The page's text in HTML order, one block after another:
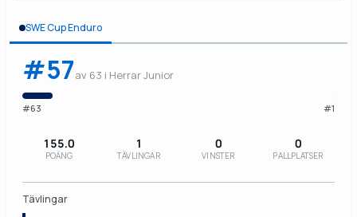
SWE Cup Enduro
#57av 63 i Herrar Junior
#63 #1
155.0
POÄNG
1
TÄVLINGAR
0
VINSTER
0
PALLPLATSER
Tävlingar